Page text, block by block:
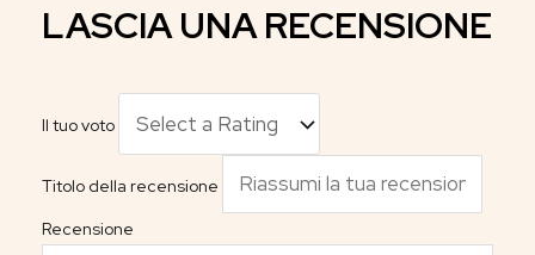
LASCIA UNA RECENSIONE
Il tuo voto
Titolo della recensione
Recensione